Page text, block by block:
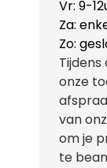
Vr: 9-
Za:
Zo:
onze
van
om je
te